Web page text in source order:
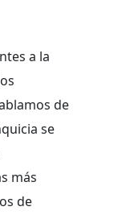
a la
de
se
más
de